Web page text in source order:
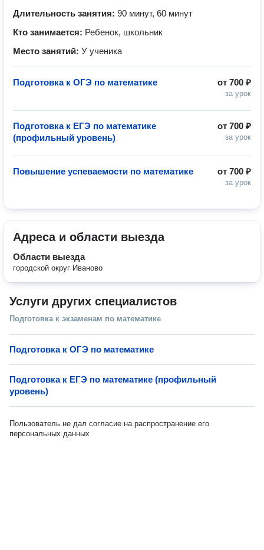
Длительность занятия: 90 минут, 60 минут
Кто занимается: Ребенок, школьник
Место занятий: У ученика
от 700 ₽
за урок
Подготовка к ОГЭ по математике
от 700 ₽
за урок
Подготовка к ЕГЭ по математике
(профильный уровень)
от 700 ₽
за урок
Повышение успеваемости по математике
Адреса и области выезда
Области выезда
городской округ Иваново
Услуги других специалистов
Подготовка к экзаменам по математике
Подготовка к ОГЭ по математике
Подготовка к ЕГЭ по математике (профильный
уровень)
Пользователь не дал согласие на распространение его
персональных данных